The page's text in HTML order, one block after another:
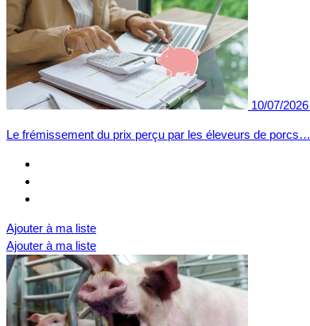
10/07/2026
Le frémissement du prix perçu par les éleveurs de porcs…
Ajouter à ma liste
Ajouter à ma liste